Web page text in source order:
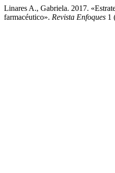
Linares A., Gabriela. 2017.
farmacéutico». Revista Enfoques 1